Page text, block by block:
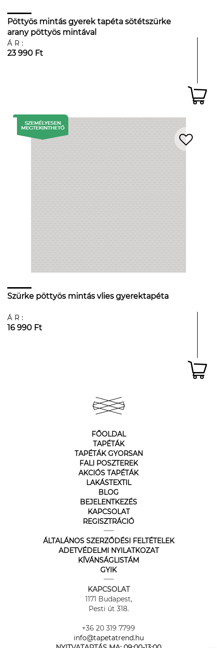
Pöttyös mintás gyerek tapéta sötétszürke
arany pöttyös mintával
ÁR:
23 990 Ft
Szürke pöttyös mintás vlies gyerektapéta
ÁR:
16 990 Ft
FŐOLDAL
TAPÉTÁK
TAPÉTÁK GYORSAN
FALI POSZTEREK
AKCIÓS TAPÉTÁK
LAKÁSTEXTIL
BLOG
BEJELENTKEZÉS
KAPCSOLAT
REGISZTRÁCIÓ
ÁLTALÁNOS SZERZŐDÉSI FELTÉTELEK
ADETVÉDELMI NYILATKOZAT
KÍVÁNSÁGLISTÁM
GYIK
KAPCSOLAT
1171 Budapest,
Pesti út 318.
+36 20 319 7799
info@tapetatrend.hu